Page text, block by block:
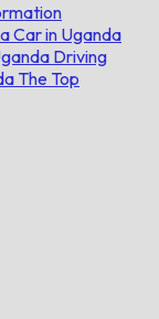
Car in Uganda
Driving
The Top